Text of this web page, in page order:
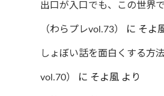
出口が入口でも、この世界
（わらプレvol.73） に そよ
しょぼい話を面白くする方
vol.70） に そよ風 より